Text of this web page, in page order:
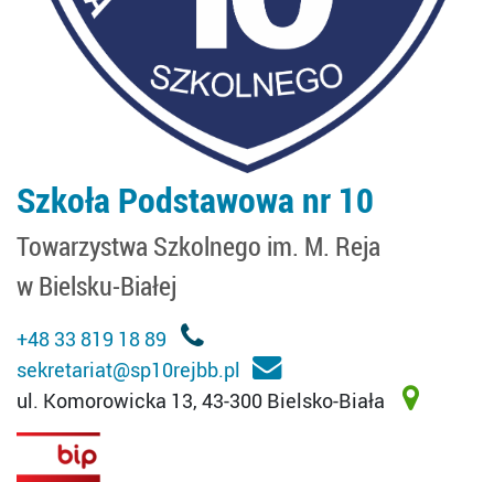
Szkoła Podstawowa nr 10
Towarzystwa Szkolnego im. M. Reja
w Bielsku-Białej
+48 33 819 18 89
sekretariat@sp10rejbb.pl
ul. Komorowicka 13, 43-300 Bielsko-Biała